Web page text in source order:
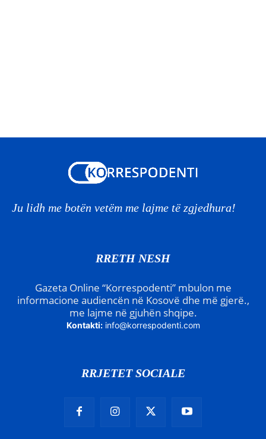
Ju lidh me botën vetëm me lajme të zgjedhura!
RRETH NESH
Gazeta Online “Korrespodenti” mbulon me
informacione audiencën në Kosovë dhe më gjerë.,
me lajme në gjuhën shqipe.
Kontakti: info@korrespodenti.com
RRJETET SOCIALE